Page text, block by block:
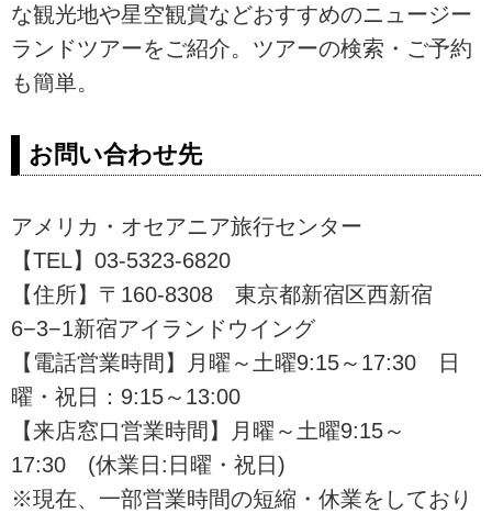
な観光地や星空観賞などおすすめのニュージー
ランドツアーをご紹介。ツアーの検索・ご予約
も簡単。
お問い合わせ先
アメリカ・オセアニア旅行センター
【TEL】03-5323-6820
【住所】〒160-8308 東京都新宿区西新宿
6−3−1新宿アイランドウイング
【電話営業時間】月曜～土曜9:15～17:30 日
曜・祝日：9:15～13:00
【来店窓口営業時間】月曜～土曜9:15～
17:30 (休業日:日曜・祝日)
※現在、一部営業時間の短縮・休業をしており